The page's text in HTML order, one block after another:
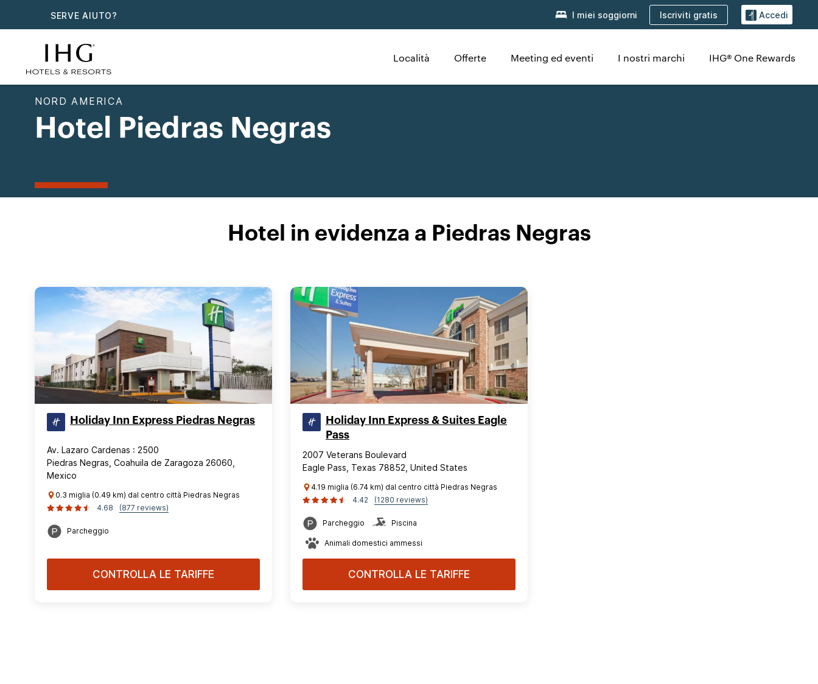
SERVE AIUTO? I miei soggiorni Iscriviti gratis Accedi
Località Offerte Meeting ed eventi I nostri marchi IHG® One Rewards
NORD AMERICA
Hotel Piedras Negras
Hotel in evidenza a Piedras Negras
Holiday Inn Express Piedras Negras
Av. Lazaro Cardenas : 2500
Piedras Negras, Coahuila de Zaragoza 26060,
Mexico
0.3 miglia (0.49 km) dal centro città Piedras Negras
4.68
(877 reviews)
Parcheggio
CONTROLLA LE TARIFFE
Holiday Inn Express & Suites Eagle
Pass
2007 Veterans Boulevard
Eagle Pass, Texas 78852, United States
4.19 miglia (6.74 km) dal centro città Piedras Negras
4.42
(1280 reviews)
Parcheggio Piscina
Animali domestici ammessi
CONTROLLA LE TARIFFE